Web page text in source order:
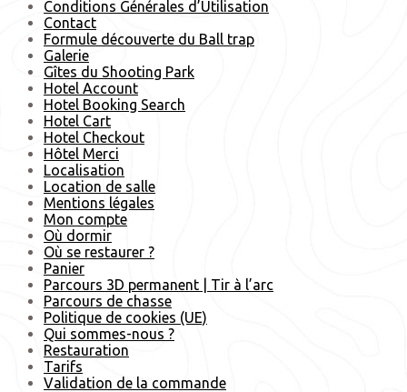
Conditions Générales d’Utilisation
Contact
Formule découverte du Ball trap
Galerie
Gîtes du Shooting Park
Hotel Account
Hotel Booking Search
Hotel Cart
Hotel Checkout
Hôtel Merci
Localisation
Location de salle
Mentions légales
Mon compte
Où dormir
Où se restaurer ?
Panier
Parcours 3D permanent | Tir à l’arc
Parcours de chasse
Politique de cookies (UE)
Qui sommes-nous ?
Restauration
Tarifs
Validation de la commande